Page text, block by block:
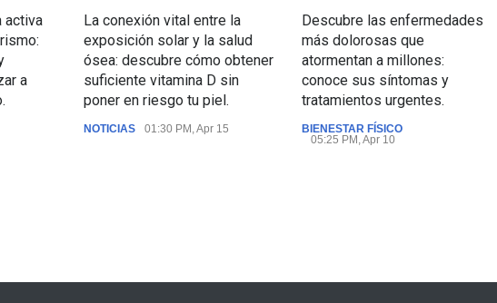
activa
a
La conexión vital entre la
exposición solar y la salud
ósea: descubre cómo obtener
suficiente vitamina D sin
poner en riesgo tu piel.
NOTICIAS 01:30 PM, Apr 15
Descubre las enfermedades
más dolorosas que
atormentan a millones:
conoce sus síntomas y
tratamientos urgentes.
BIENESTAR FÍSICO
05:25 PM, Apr 10